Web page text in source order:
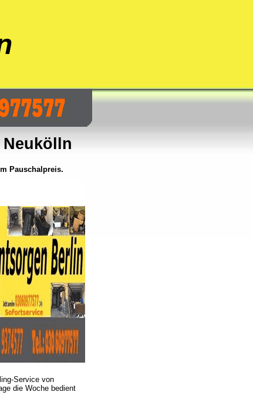
Pauschalpreis.
Service von
die Woche bedient